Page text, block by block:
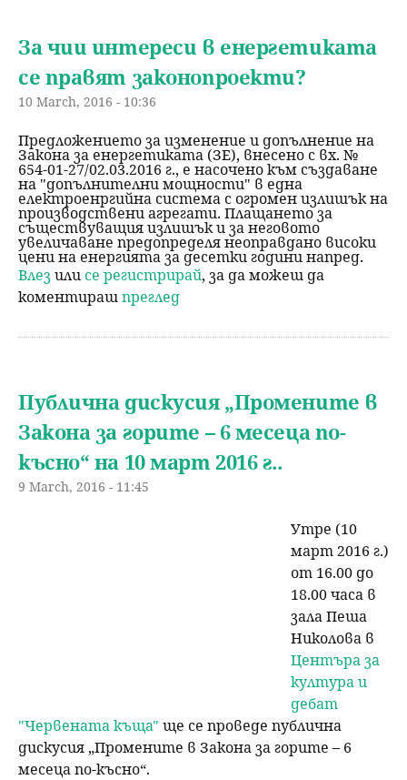
За чии интереси в енергетиката
се правят законопроекти?
10 March, 2016 - 10:36
Предложението за изменение и допълнение на
Закона за енергетиката (ЗЕ), внесено с вх. №
654-01-27/02.03.2016 г., е насочено към създаване
на "допълнителни мощности" в една
електроенргийна система с огромен излишък на
производствени агрегати. Плащането за
съществуващия излишък и за неговото
увеличаване предопределя неоправдано високи
цени на енергията за десетки години напред.
Влезили се регистрирай, за да можеш да
коментирашпреглед
Публична дискусия „Промените в
Закона за горите – 6 месеца по-
късно“ на 10 март 2016 г..
9 March, 2016 - 11:45
Утре (10
март 2016 г.)
от 16.00 до
18.00 часа в
зала Пеша
Николова в
Центъра за
култура и
дебат
"Червената къща" ще се проведе публична
дискусия „Промените в Закона за горите – 6
месеца по-късно“.